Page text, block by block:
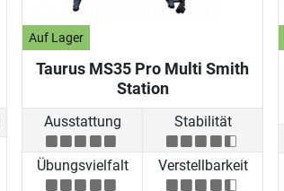
Auf Lager
Taurus MS35 Pro Multi Smith
Station
Ausstattung Stabilität
Übungsvielfalt Verstellbarkeit